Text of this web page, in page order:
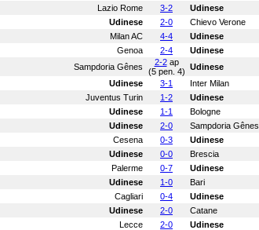
Lazio Rome 3-2 Udinese
Udinese 2-0 Chievo Verone
Milan AC 4-4 Udinese
Genoa 2-4 Udinese
Sampdoria Gênes 2-2ap
(5 pen. 4) Udinese
Udinese 3-1 Inter Milan
Juventus Turin 1-2 Udinese
Udinese 1-1 Bologne
Udinese 2-0 Sampdoria Gênes
Cesena 0-3 Udinese
Udinese 0-0 Brescia
Palerme 0-7 Udinese
Udinese 1-0 Bari
Cagliari 0-4 Udinese
Udinese 2-0 Catane
Lecce 2-0 Udinese